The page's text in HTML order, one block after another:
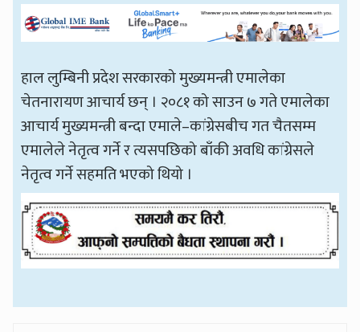
हाल लुम्बिनी प्रदेश सरकारको मुख्यमन्त्री एमालेका
चेतनारायण आचार्य छन् । २०८१ को साउन ७ गते एमालेका
आचार्य मुख्यमन्त्री बन्दा एमाले–कांग्रेसबीच गत चैतसम्म
एमालेले नेतृत्व गर्ने र त्यसपछिको बाँकी अवधि कांग्रेसले
नेतृत्व गर्ने सहमति भएको थियो ।